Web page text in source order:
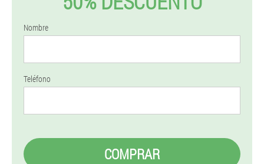
Nombre
Teléfono
COMPRAR